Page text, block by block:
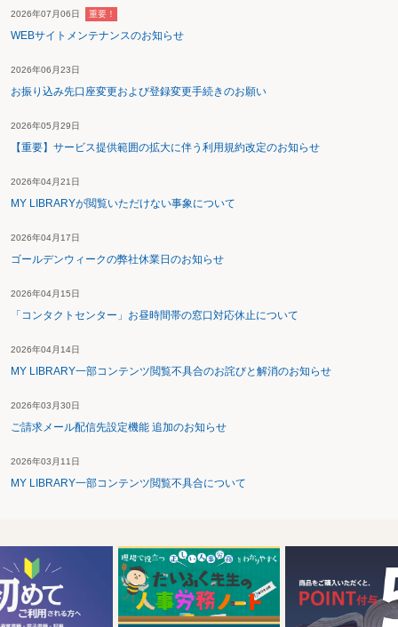
2026年07月06日 重要！
WEBサイトメンテナンスのお知らせ
2026年06月23日
お振り込み先口座変更および登録変更手続きのお願い
2026年05月29日
【重要】サービス提供範囲の拡大に伴う利用規約改定のお知らせ
2026年04月21日
MY LIBRARYが閲覧いただけない事象について
2026年04月17日
ゴールデンウィークの弊社休業日のお知らせ
2026年04月15日
「コンタクトセンター」お昼時間帯の窓口対応休止について
2026年04月14日
MY LIBRARY一部コンテンツ閲覧不具合のお詫びと解消のお知らせ
2026年03月30日
ご請求メール配信先設定機能 追加のお知らせ
2026年03月11日
MY LIBRARY一部コンテンツ閲覧不具合について